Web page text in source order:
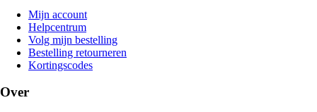
Mijn account
Helpcentrum
Volg mijn bestelling
Bestelling retourneren
Kortingscodes
Over